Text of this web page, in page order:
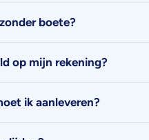
boete?
op mijn rekening?
ik aanleveren?